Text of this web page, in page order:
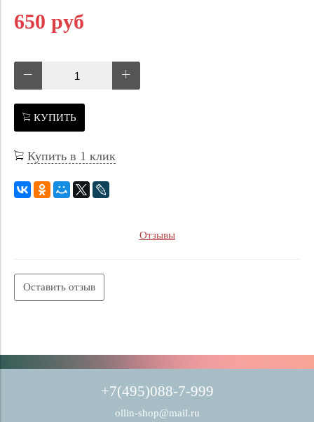
650 руб
КУПИТЬ
Купить в 1 клик
Отзывы
Оставить отзыв
+7(495)088-7-999
ollin-shop@mail.ru